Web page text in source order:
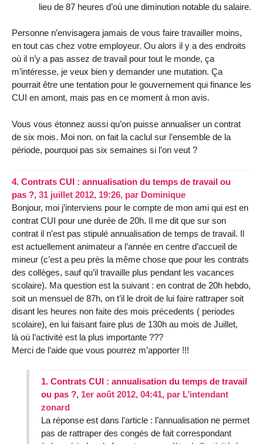
lieu de 87 heures d’où une diminution notable du salaire.
Personne n’envisagera jamais de vous faire travailler moins,
en tout cas chez votre employeur. Ou alors il y a des endroits
où il n’y a pas assez de travail pour tout le monde, ça
m’intéresse, je veux bien y demander une mutation. Ça
pourrait être une tentation pour le gouvernement qui finance les
CUI en amont, mais pas en ce moment à mon avis.
Vous vous étonnez aussi qu’on puisse annualiser un contrat
de six mois. Moi non. on fait la caclul sur l’ensemble de la
période, pourquoi pas six semaines si l’on veut ?
4. Contrats CUI : annualisation du temps de travail ou
pas ?, 31 juillet 2012, 19:26, par Dominique
Bonjour, moi j’interviens pour le compte de mon ami qui est en
contrat CUI pour une durée de 20h. Il me dit que sur son
contrat il n’est pas stipulé annualisation de temps de travail. Il
est actuellement animateur a l’année en centre d’accueil de
mineur (c’est a peu près la même chose que pour les contrats
des collèges, sauf qu’il travaille plus pendant les vacances
scolaire). Ma question est la suivant : en contrat de 20h hebdo,
soit un mensuel de 87h, on t’il le droit de lui faire rattraper soit
disant les heures non faite des mois précedents ( periodes
scolaire), en lui faisant faire plus de 130h au mois de Juillet,
là où l’activité est la plus importante ???
Merci de l’aide que vous pourrez m’apporter !!!
1. Contrats CUI : annualisation du temps de travail
ou pas ?, 1er août 2012, 04:41, par L’intendant
zonard
La réponse est dans l’article : l’annualisation ne permet
pas de rattraper des congés de fait correspondant